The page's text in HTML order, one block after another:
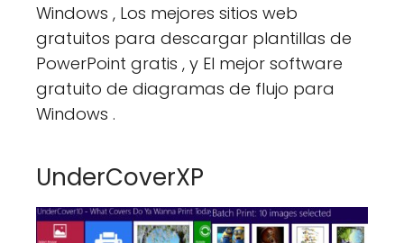
Windows , Los mejores sitios web
gratuitos para descargar plantillas de
PowerPoint gratis , y El mejor software
gratuito de diagramas de flujo para
Windows .
UnderCoverXP